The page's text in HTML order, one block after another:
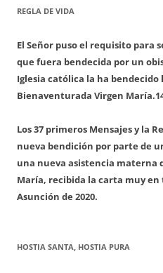
REGLA DE VIDA
El Señor puso el requisito para
que fuera bendecida por un
Iglesia católica la ha bendecido
Bienaventurada Virgen María.
Los 37 primeros Mensajes y la
nueva bendición por parte de
una nueva asistencia materna
María, recibida la carta muy en
Asunción de 2020.
HOSTIA SANTA, HOSTIA PURA